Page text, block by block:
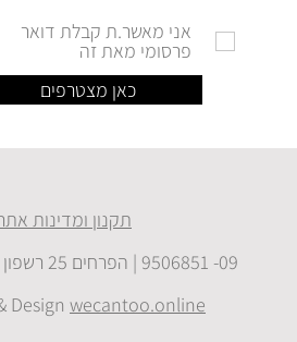
אני מאשר.ת קבלת דואר
פרסומי מאת זה
כאן מצטרפים
תקנון ומדינות
09- 9506851 | הפרחים 25 רשפון | חנותא רשפון
Design wecantoo.online